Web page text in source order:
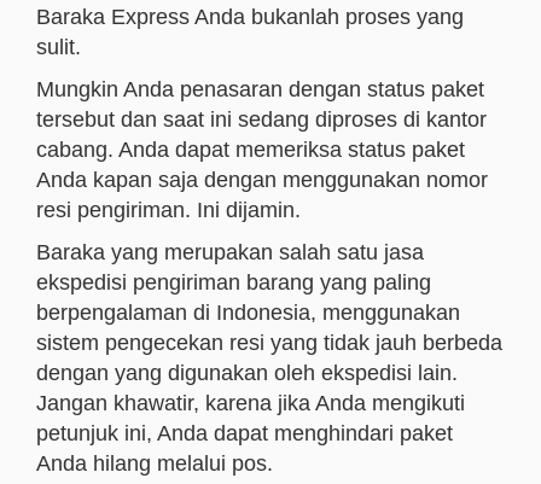
Baraka Express Anda bukanlah proses yang
sulit.
Mungkin Anda penasaran dengan status paket
tersebut dan saat ini sedang diproses di kantor
cabang. Anda dapat memeriksa status paket
Anda kapan saja dengan menggunakan nomor
resi pengiriman. Ini dijamin.
Baraka yang merupakan salah satu jasa
ekspedisi pengiriman barang yang paling
berpengalaman di Indonesia, menggunakan
sistem pengecekan resi yang tidak jauh berbeda
dengan yang digunakan oleh ekspedisi lain.
Jangan khawatir, karena jika Anda mengikuti
petunjuk ini, Anda dapat menghindari paket
Anda hilang melalui pos.